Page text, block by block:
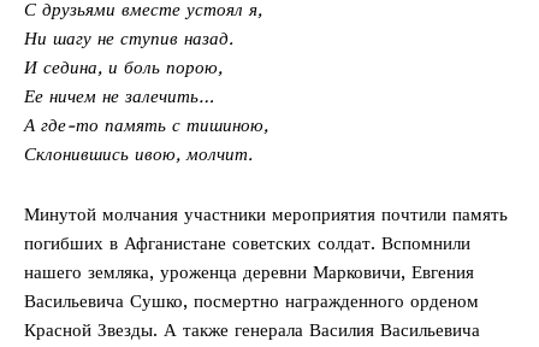
С друзьями вместе устоял я,
Ни шагу не ступив назад.
И седина, и боль порою,
Ее ничем не залечить…
А где-то память с тишиною,
Склонившись ивою, молчит.
Минутой молчания участники мероприятия почтили память
погибших в Афганистане советских солдат. Вспомнили
нашего земляка, уроженца деревни Марковичи, Евгения
Васильевича Сушко, посмертно награжденного орденом
Красной Звезды. А также генерала Василия Васильевича